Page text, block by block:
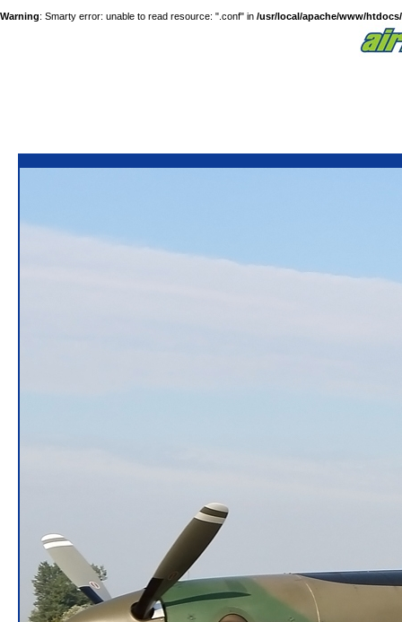
Warning: Smarty error: unable to read resource: ".conf" in /usr/local/apache/www/